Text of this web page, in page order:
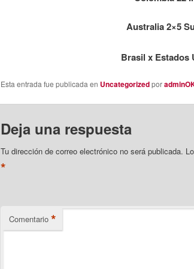
Australia 2×5
Brasil x Estados
Esta entrada fue publicada en Uncategorizedpor
Deja una respuesta
Tu dirección de correo electrónico no será publicada.
*
Comentario *